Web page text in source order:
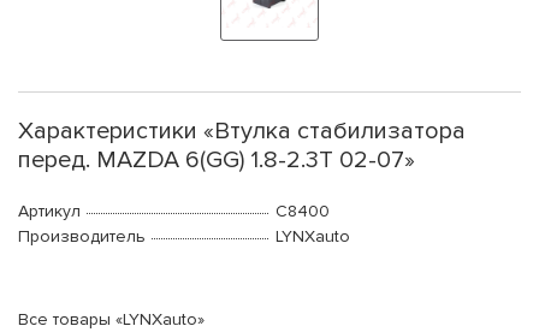
Характеристики «Втулка стабилизатора
перед. MAZDA 6(GG) 1.8-2.3T 02-07»
Артикул
C8400
Производитель
LYNXauto
Все товары «LYNXauto»